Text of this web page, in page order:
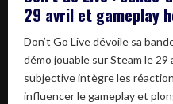
29 avril et gameplay
Don’t Go Live dévoile sa
démo jouable sur Steam le 29
subjective intègre les
influencer le gameplay et